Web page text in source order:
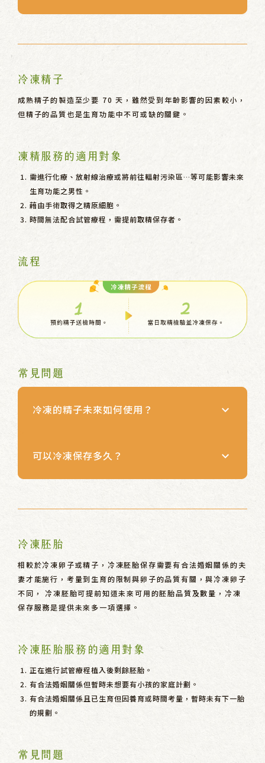
冷凍精子
成熟精子的製造至少要 70 天，雖然受到年齡影響的因素較小，
但精子的品質也是生育功能中不可或缺的關鍵。
凍精服務的適用對象
需進行化療、放射線治療或將前往輻射污染區…等可能影響未來
生育功能之男性。
藉由手術取得之精原細胞。
時間無法配合試管療程，需提前取精保存者。
流程
常見問題
冷凍的精子未來如何使用？ keyboard_arrow_down
可以冷凍保存多久？ keyboard_arrow_down
冷凍胚胎
相較於冷凍卵子或精子，冷凍胚胎保存需要有合法婚姻關係的夫
妻才能施行，考量到生育的限制與卵子的品質有關，與冷凍卵子
不同， 冷凍胚胎可提前知道未來可用的胚胎品質及數量，冷凍
保存服務是提供未來多一項選擇。
冷凍胚胎服務的適用對象
正在進行試管療程植入後剩餘胚胎。
有合法婚姻關係但暫時未想要有小孩的家庭計劃。
有合法婚姻關係且已生育但因養育或時間考量，暫時未有下一胎
的規劃。
常見問題